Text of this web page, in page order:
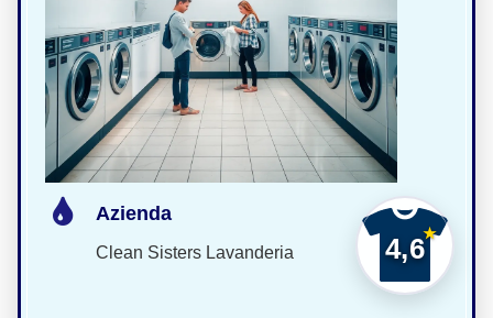
4,6
Azienda
Clean Sisters Lavanderia